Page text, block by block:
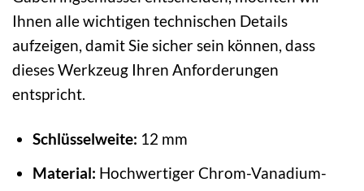
Ihnen alle wichtigen technischen Details
aufzeigen, damit Sie sicher sein können, dass
dieses Werkzeug Ihren Anforderungen
entspricht.
Schlüsselweite: 12 mm
Material: Hochwertiger Chrom-Vanadium-